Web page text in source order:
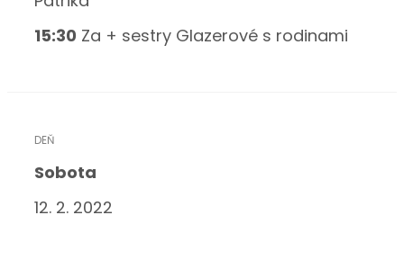
15:30 Za + sestry Glazerové s rodinami
Sobota
12. 2. 2022